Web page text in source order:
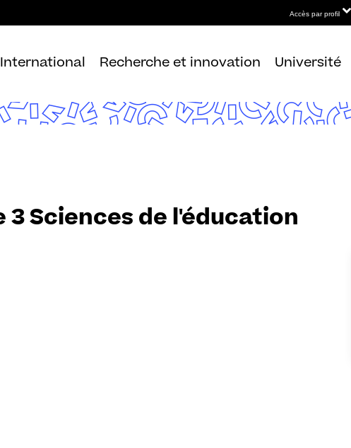
au
Accès par profil
International Recherche et innovation Université
Sciences de l'éducation